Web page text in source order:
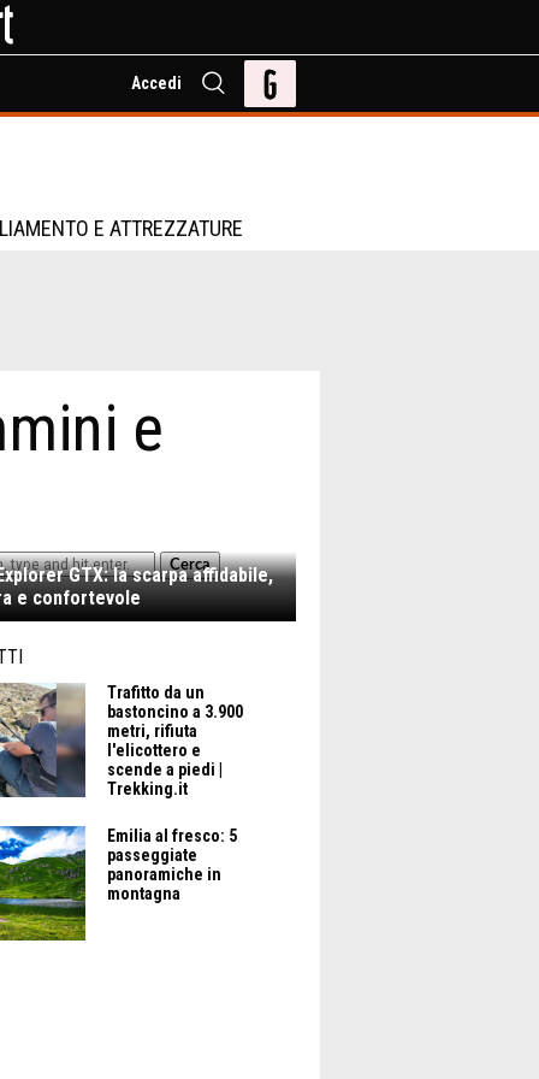
Accedi
E ATTREZZATURE
e
Cerca
GTX: la scarpa affidabile,
e confortevole
Trafitto da un
bastoncino a 3.900
metri, rifiuta
l'elicottero e
scende a piedi |
Trekking.it
Emilia al fresco: 5
passeggiate
panoramiche in
montagna